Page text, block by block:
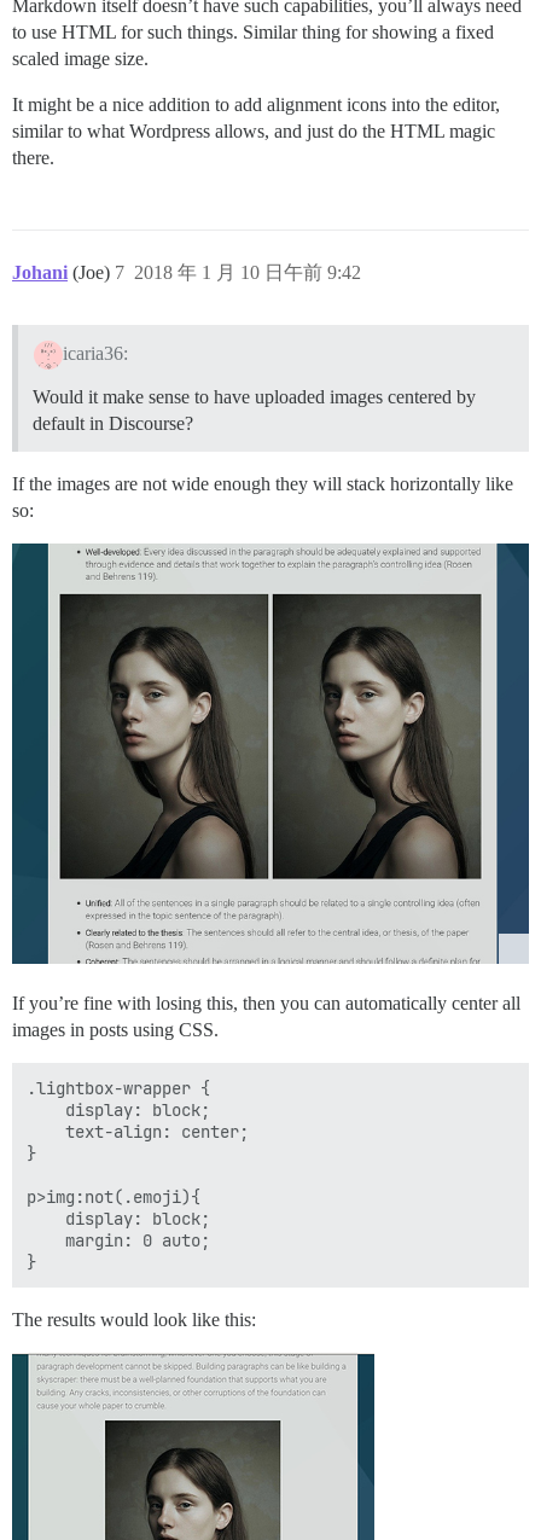
Markdown itself doesn’t have such capabilities, you’ll always need
to use HTML for such things. Similar thing for showing a fixed
scaled image size.
It might be a nice addition to add alignment icons into the editor,
similar to what Wordpress allows, and just do the HTML magic
there.
Johani (Joe) 2018 年 1 月 10 日午前 9:42
7
icaria36:
Would it make sense to have uploaded images centered by
default in Discourse?
If the images are not wide enough they will stack horizontally like
so:
If you’re fine with losing this, then you can automatically center all
images in posts using CSS.
.lightbox-wrapper {
    display: block;
    text-align: center;
}
p>img:not(.emoji){
    display: block;
    margin: 0 auto;
The results would look like this: